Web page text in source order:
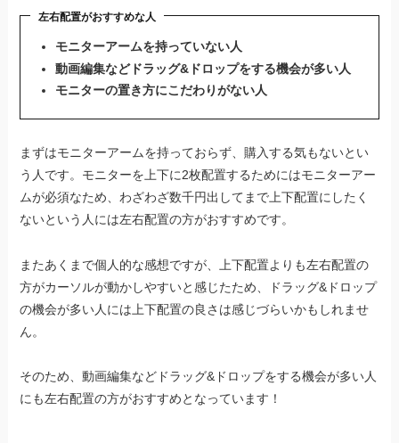
左右配置がおすすめな人
モニターアームを持っていない人
動画編集などドラッグ&ドロップをする機会が多い人
モニターの置き方にこだわりがない人
まずはモニターアームを持っておらず、購入する気もないとい
う人です。モニターを上下に2枚配置するためにはモニターアー
ムが必須なため、わざわざ数千円出してまで上下配置にしたく
ないという人には左右配置の方がおすすめです。
またあくまで個人的な感想ですが、上下配置よりも左右配置の
方がカーソルが動かしやすいと感じたため、ドラッグ&ドロップ
の機会が多い人には上下配置の良さは感じづらいかもしれませ
ん。
そのため、動画編集などドラッグ&ドロップをする機会が多い人
にも左右配置の方がおすすめとなっています！